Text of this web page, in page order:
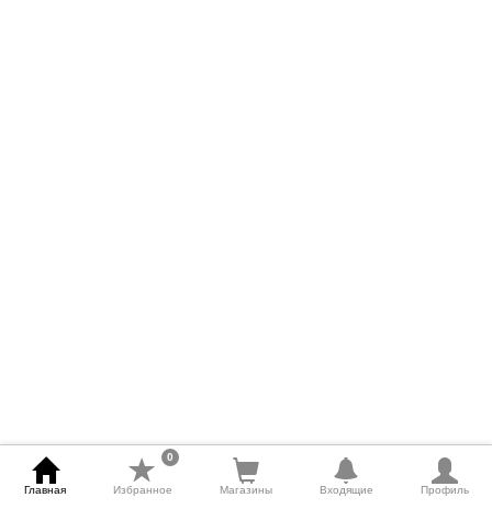
Главная Избранное
0
Магазины Входящие Профиль